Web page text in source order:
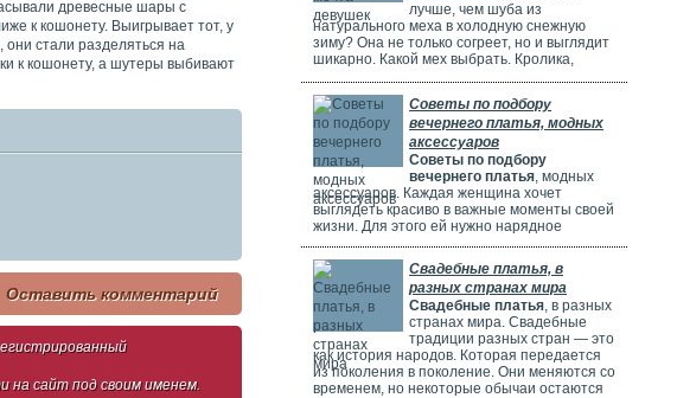
древесные шары с
к кошонету. Выигрывает тот, у
стали разделяться на
к кошонету, а шутеры выбивают
Оставить комментарий
на сайт под своим именем.
разных дизайнеров.лучше, чем шуба из
натурального меха в холодную снежную
зиму? Она не только согреет, но и выглядит
шикарно. Какой мех выбрать. Кролика,
женщины чаще всего выбирают шубы из
соболя. Они красивые, дорогие и выглядят
очень элегантно. Соболя называют
"Королем всех мехов". Это значит, что он
самый шикарный и роскошный.
Советы по подбору
вечернего платья, модных
аксессуаров
Советы по подбору
вечернего платья, модных
аксессуаров. Каждая женщина хочет
выглядеть красиво в важные моменты своей
жизни. Для этого ей нужно нарядное
платье. В Москве огромный выбор таких
платьев. Вечерние платья в Москве очень
популярны. Потому что в городе много
театров, клубов и других мест. Где можно
повеселиться или встретиться с друзьями.
Также часто проходят праздничные
мероприятия, на которых нужно выглядеть
элегантно.
Свадебные платья, в
разных странах мира
Свадебные платья, в разных
странах мира. Свадебные
традиции разных стран — это
как история народов. Которая передается
из поколения в поколение. Они меняются со
временем, но некоторые обычаи остаются